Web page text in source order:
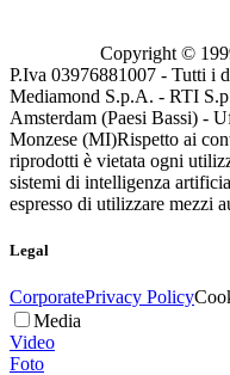
Copyright ©
P.Iva 03976881007 - Tutti i
Mediamond S.p.A. - RTI
Amsterdam (Paesi Bassi) -
Monzese (MI)Rispetto ai
riprodotti è vietata ogni
sistemi di intelligenza
espresso di utilizzare mezzi
Legal
CorporatePrivacy Policy
Media
Video
Foto